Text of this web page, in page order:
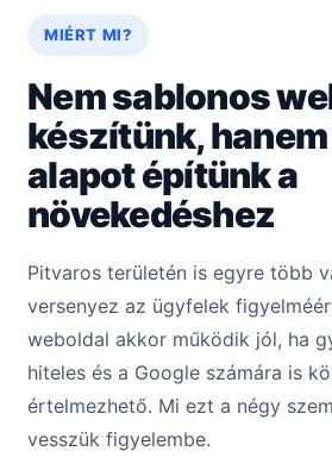
MIÉRT MI?
Nem sablonos
készítünk,
alapot építünk a
növekedéshez
Pitvaros területén is egyre több
versenyez az ügyfelek
weboldal akkor működik jól, ha
hiteles és a Google számára is
értelmezhető. Mi ezt a négy
vesszük figyelembe.